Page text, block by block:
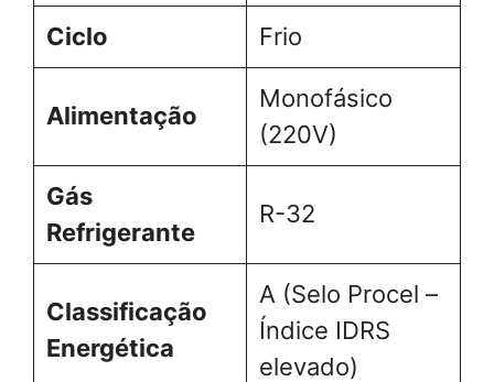
Ciclo Frio
Alimentação
Monofásico
(220V)
Gás
Refrigerante
R-32
Classificação
Energética
A (Selo Procel –
Índice IDRS
elevado)